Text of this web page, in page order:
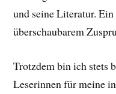
und seine Literatur.
überschaubarem
Trotzdem bin ich stets
Leserinnen für meine